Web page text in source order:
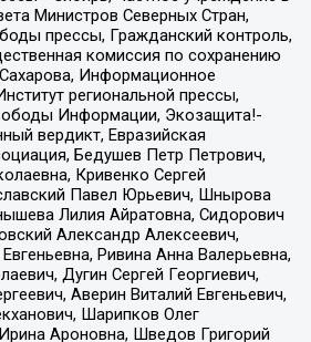
Министров Северных Стран,
прессы, Гражданский контроль,
комиссия по сохранению
Информационное
региональной прессы,
Информации, Экозащита!-
вердикт, Евразийская
Бедушев Петр Петрович,
Кривенко Сергей
Павел Юрьевич, Шнырова
Лилия Айратовна, Сидорович
Александр Алексеевич,
Ривина Анна Валерьевна,
Дугин Сергей Георгиевич,
Аверин Виталий Евгеньевич,
Шарипков Олег
Ароновна, Шведов Григорий